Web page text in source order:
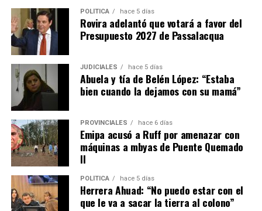
El fiscal Vladimir Glinka encabeza la acusación.
Las vecinas
El día más complicado para la imputada fue el miércoles
entre los testigos citados estuvieron una empleada doméstica y
dos vecinas que coincidieron al describir condiciones de
“descuido” en que presuntamente Ramírez tenía a Belén cuando
la adolescente vivía a su cargo en Itaembé Miní.
“La veíamos mucho tiempo afuera en pleno verano, descalza,
solo con pañal y muerta de calor en el patio. Estaban todas las
puertas cerradas y Belén afuera”, describió
Silveira.
POLÍTICA hace 5 días
Rovira adelantó que votará a favor del
Presupuesto 2027 de Passalacqua
JUDICIALES hace 5 días
Abuela y tía de Belén López: “Estaba
bien cuando la dejamos con su mamá”
PROVINCIALES hace 6 días
Emipa acusó a Ruff por amenazar con
máquinas a mbyas de Puente Quemado
II
POLÍTICA hace 5 días
Herrera Ahuad: “No puedo estar con el
que le va a sacar la tierra al colono”